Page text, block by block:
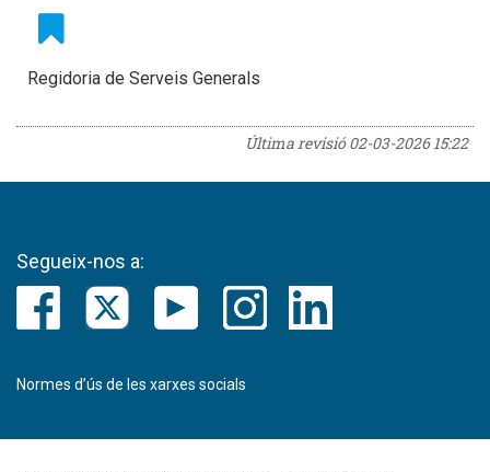
Regidoria de Serveis Generals
Última revisió02-03-2026 15:22
Segueix-nos a:
Normes d’ús de les xarxes socials